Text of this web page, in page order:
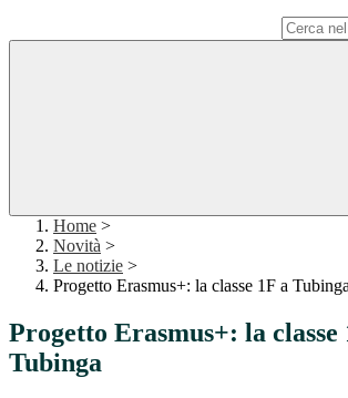
Home >
Novità >
Le notizie >
Progetto Erasmus+: la classe 1F a Tubinga
Progetto Erasmus+: la classe
Tubinga